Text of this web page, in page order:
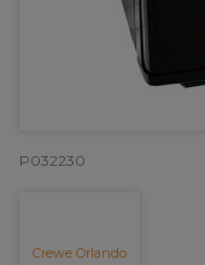
P032230
Crewe Orlando